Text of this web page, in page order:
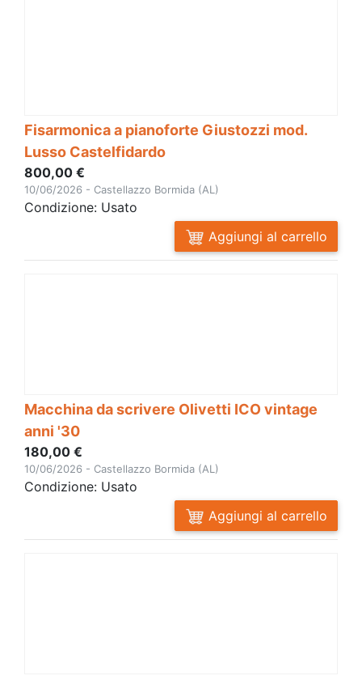
Fisarmonica a pianoforte Giustozzi mod.
Lusso Castelfidardo
800,00 €
10/06/2026 - Castellazzo Bormida (AL)
Condizione: Usato
Aggiungi al carrello
Macchina da scrivere Olivetti ICO vintage
anni '30
180,00 €
10/06/2026 - Castellazzo Bormida (AL)
Condizione: Usato
Aggiungi al carrello